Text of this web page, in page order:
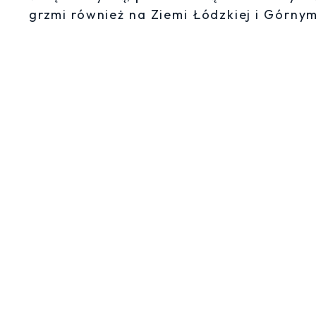
grzmi również na Ziemi Łódzkiej i